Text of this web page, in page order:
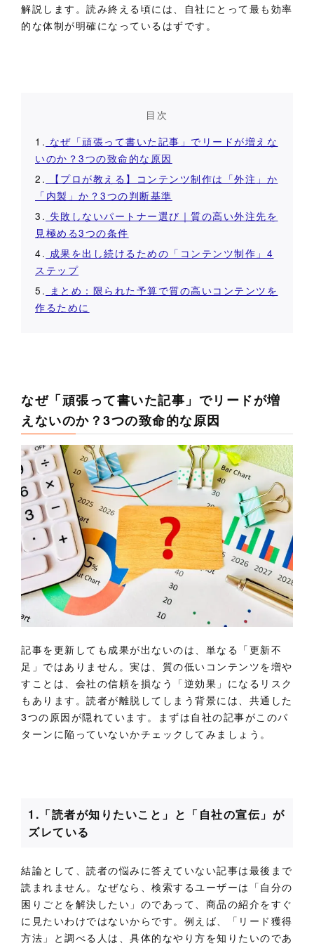
解説します。読み終える頃には、自社にとって最も効率
的な体制が明確になっているはずです。
目次
1. なぜ「頑張って書いた記事」でリードが増えな
いのか？3つの致命的な原因
2.
【プロが教える】コンテンツ制作は「外注」か
「内製」か？3つの判断基準
3. 失敗しないパートナー選び｜質の高い外注先を
見極める3つの条件
4. 成果を出し続けるための「コンテンツ制作」4
ステップ
5. まとめ：限られた予算で質の高いコンテンツを
作るために
なぜ「頑張って書いた記事」でリードが増
えないのか？3つの致命的な原因
記事を更新しても成果が出ないのは、単なる「更新不
足」ではありません。実は、質の低いコンテンツを増や
すことは、会社の信頼を損なう「逆効果」になるリスク
もあります。読者が離脱してしまう背景には、共通した
3つの原因が隠れています。まずは自社の記事がこのパ
ターンに陥っていないかチェックしてみましょう。
1.「読者が知りたいこと」と「自社の宣伝」が
ズレている
結論として、読者の悩みに答えていない記事は最後まで
読まれません。なぜなら、検索するユーザーは「自分の
困りごとを解決したい」のであって、商品の紹介をすぐ
に見たいわけではないからです。例えば、「リード獲得
方法」と調べる人は、具体的なやり方を知りたいのであ